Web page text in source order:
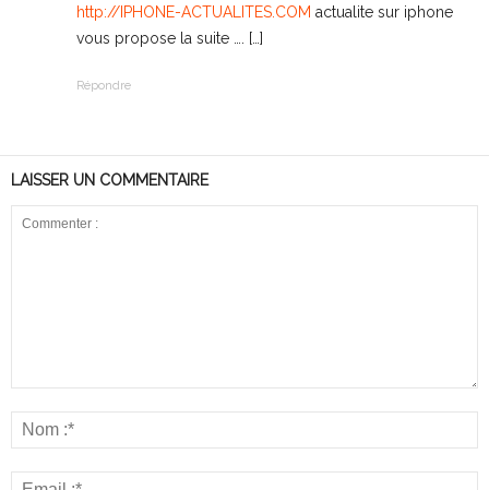
http://IPHONE-ACTUALITES.COM actualite sur iphone
vous propose la suite …. […]
Répondre
LAISSER UN COMMENTAIRE